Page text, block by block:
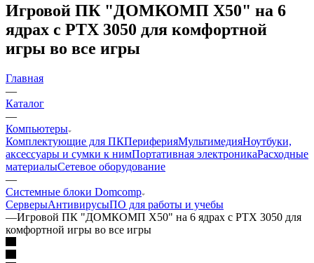
Игровой ПК "ДОМКОМП Х50" на 6
ядрах с РТХ 3050 для комфортной
игры во все игры
Главная
—
Каталог
—
Компьютеры
Комплектующие для ПКПериферияМультимедияНоутбуки,
аксессуары и сумки к нимПортативная электроникаРасходные
материалыСетевое оборудование
—
Системные блоки Domcomp
СерверыАнтивирусыПО для работы и учебы
—Игровой ПК "ДОМКОМП Х50" на 6 ядрах с РТХ 3050 для
комфортной игры во все игры